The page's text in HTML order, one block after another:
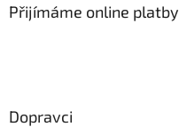
Přijímáme online platby
Dopravci